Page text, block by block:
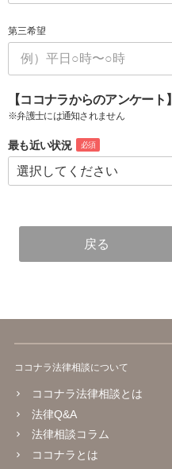
第三希望
【ココナラからのアンケート】
※弁護士には通知されません
最も近い状況 必須
ココナラ法律相談について
ココナラ法律相談とは
法律Q&A
法律相談コラム
ココナラとは